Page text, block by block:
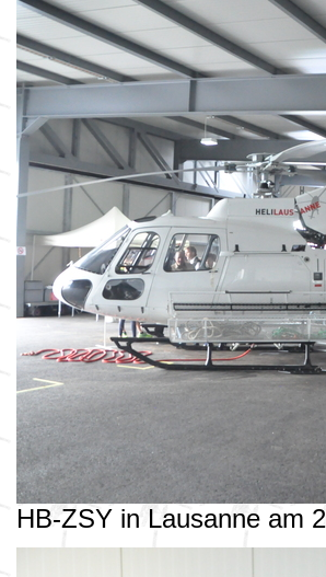
HB-ZSY in Lausanne am